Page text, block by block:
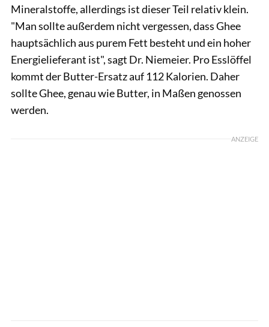
Mineralstoffe, allerdings ist dieser Teil relativ klein.
"Man sollte außerdem nicht vergessen, dass Ghee
hauptsächlich aus purem Fett besteht und ein hoher
Energielieferant ist", sagt Dr. Niemeier. Pro Esslöffel
kommt der Butter-Ersatz auf 112 Kalorien. Daher
sollte Ghee, genau wie Butter, in Maßen genossen
werden.
ANZEIGE